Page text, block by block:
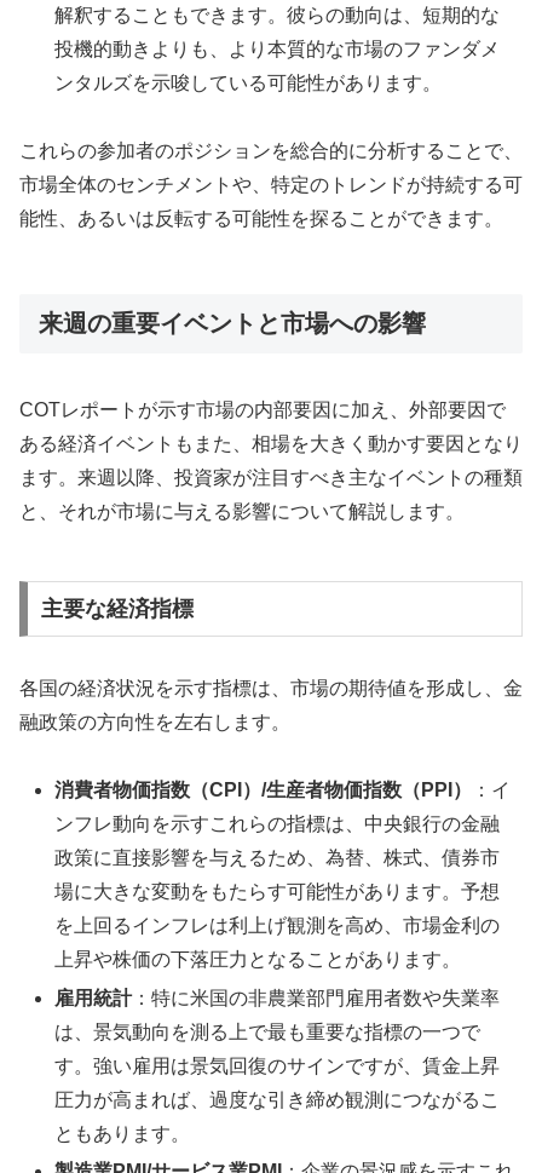
解釈することもできます。彼らの動向は、短期的な
投機的動きよりも、より本質的な市場のファンダメ
ンタルズを示唆している可能性があります。
これらの参加者のポジションを総合的に分析することで、
市場全体のセンチメントや、特定のトレンドが持続する可
能性、あるいは反転する可能性を探ることができます。
来週の重要イベントと市場への影響
COTレポートが示す市場の内部要因に加え、外部要因で
ある経済イベントもまた、相場を大きく動かす要因となり
ます。来週以降、投資家が注目すべき主なイベントの種類
と、それが市場に与える影響について解説します。
主要な経済指標
各国の経済状況を示す指標は、市場の期待値を形成し、金
融政策の方向性を左右します。
消費者物価指数（CPI）/生産者物価指数（PPI）
：イ
ンフレ動向を示すこれらの指標は、中央銀行の金融
政策に直接影響を与えるため、為替、株式、債券市
場に大きな変動をもたらす可能性があります。予想
を上回るインフレは利上げ観測を高め、市場金利の
上昇や株価の下落圧力となることがあります。
雇用統計：特に米国の非農業部門雇用者数や失業率
は、景気動向を測る上で最も重要な指標の一つで
す。強い雇用は景気回復のサインですが、賃金上昇
圧力が高まれば、過度な引き締め観測につながるこ
ともあります。